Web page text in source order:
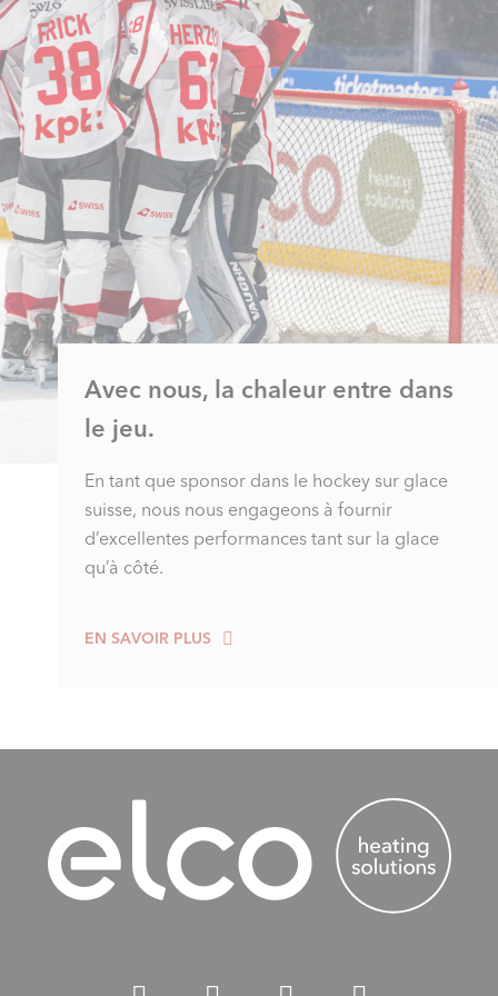
Avec nous, la chaleur entre dans
le jeu.
En tant que sponsor dans le hockey sur glace
suisse, nous nous engageons à fournir
d’excellentes performances tant sur la glace
qu’à côté.
EN SAVOIR PLUS